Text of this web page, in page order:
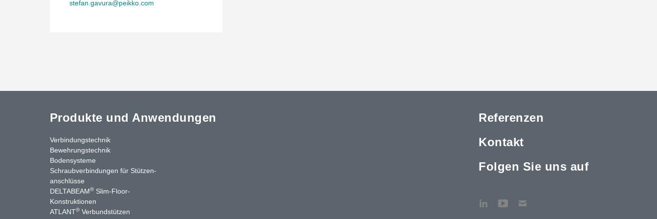
stefan.gavura@peikko.com
Produkte und Anwendungen
Verbindungstechnik
Bewehrungstechnik
Bodensysteme
Schraubverbindungen für Stützen­
anschlüsse
DELTABEAM® Slim-Floor-
Konstruktionen
ATLANT® Verbundstützen
Referenzen
Kontakt
Folgen Sie uns auf
Kontakt